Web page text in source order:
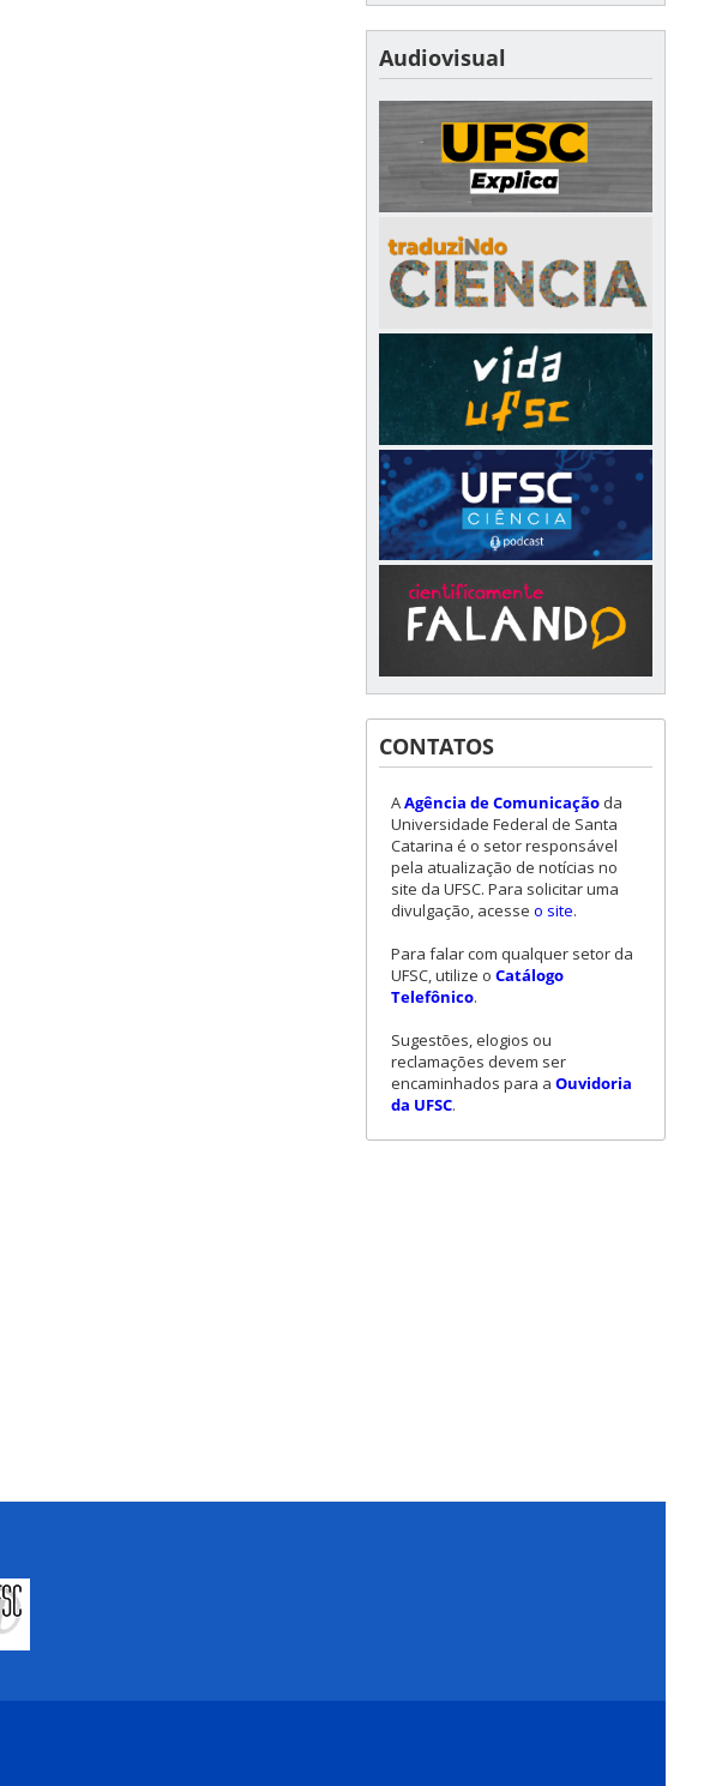
Audiovisual
CONTATOS
AAgência de Comunicação da
Universidade Federal de Santa
Catarina é o setor responsável
pela atualização de notícias no
site da UFSC. Para solicitar uma
divulgação, acesse o site.
Para falar com qualquer setor da
UFSC, utilize o Catálogo
Telefônico.
Sugestões, elogios ou
reclamações devem ser
encaminhados para a Ouvidoria
da UFSC.